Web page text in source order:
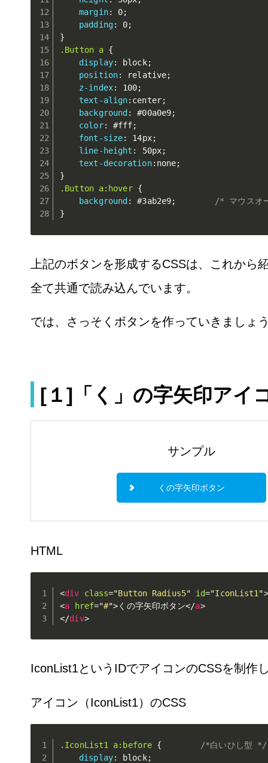
margin: 0;
padding: 0;
}
.Button a {
display: block;
position: relative;
z-index: 100;
text-align: center;
background : #00a0e9;
color: #fff;
font-size: 14px;
line-height : 50px;
text-decoration: none;
}
.Button a:hover {
background : #3ab2e9;
/* マウスオ
}
上記のボタンを形成するCSSは、これから
全て共通で読み込んでいます。
では、さっそくボタンを作っていきましょ
[１]「く」の字矢印アイ
サンプル
くの字矢印ボタン
HTML
<div class="Button Radius5" id="IconList1 ">
<a href="#">くの字矢印ボタン</a>
</div>
IconList1というIDでアイコンのCSSを制作
アイコン（IconList1）のCSS
.IconList1 a:before {
/*白いひし型 */
display: block;